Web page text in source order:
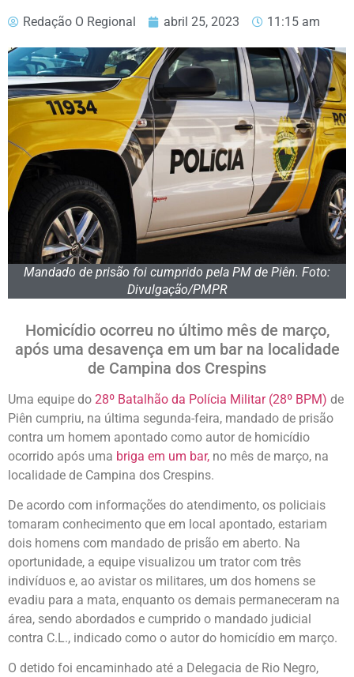
Redação O Regional abril 25, 2023 11:15 am
Mandado de prisão foi cumprido pela PM de Piên. Foto:
Divulgação/PMPR
Homicídio ocorreu no último mês de março,
após uma desavença em um bar na localidade
de Campina dos Crespins
Uma equipe do 28º Batalhão da Polícia Militar (28º BPM) de
Piên cumpriu, na última segunda-feira, mandado de prisão
contra um homem apontado como autor de homicídio
ocorrido após uma briga em um bar, no mês de março, na
localidade de Campina dos Crespins.
De acordo com informações do atendimento, os policiais
tomaram conhecimento que em local apontado, estariam
dois homens com mandado de prisão em aberto. Na
oportunidade, a equipe visualizou um trator com três
indivíduos e, ao avistar os militares, um dos homens se
evadiu para a mata, enquanto os demais permaneceram na
área, sendo abordados e cumprido o mandado judicial
contra C.L., indicado como o autor do homicídio em março.
O detido foi encaminhado até a Delegacia de Rio Negro,